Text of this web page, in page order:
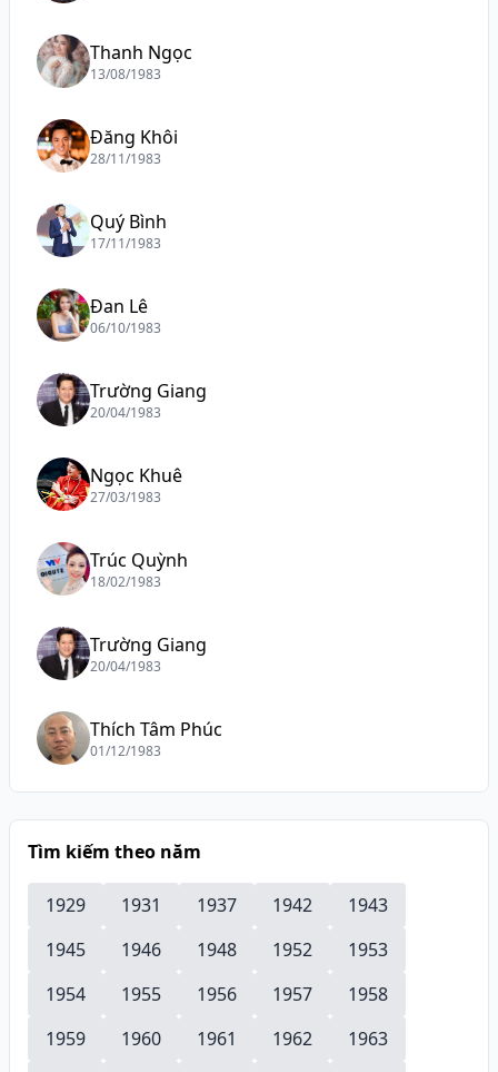
Thanh Ngọc
13/08/1983
Đăng Khôi
28/11/1983
Quý Bình
17/11/1983
Đan Lê
06/10/1983
Trường Giang
20/04/1983
Ngọc Khuê
27/03/1983
Trúc Quỳnh
18/02/1983
Trường Giang
20/04/1983
Thích Tâm Phúc
01/12/1983
Tìm kiếm theo năm
1929 1931 1937 1942
1943
1945
1946 1948 1952
1953
1954
1955 1956 1957
1958
1959
1960 1961 1962
1963